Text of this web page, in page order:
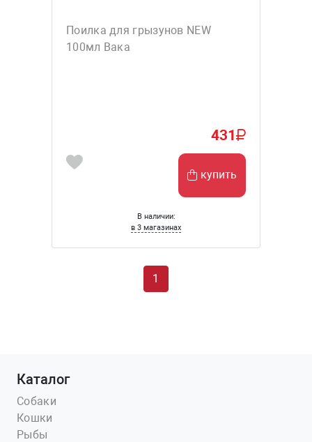
Поилка для грызунов NEW
100мл Вака
431
купить
В наличии:
в 3 магазинах
1
Каталог
Собаки
Кошки
Рыбы